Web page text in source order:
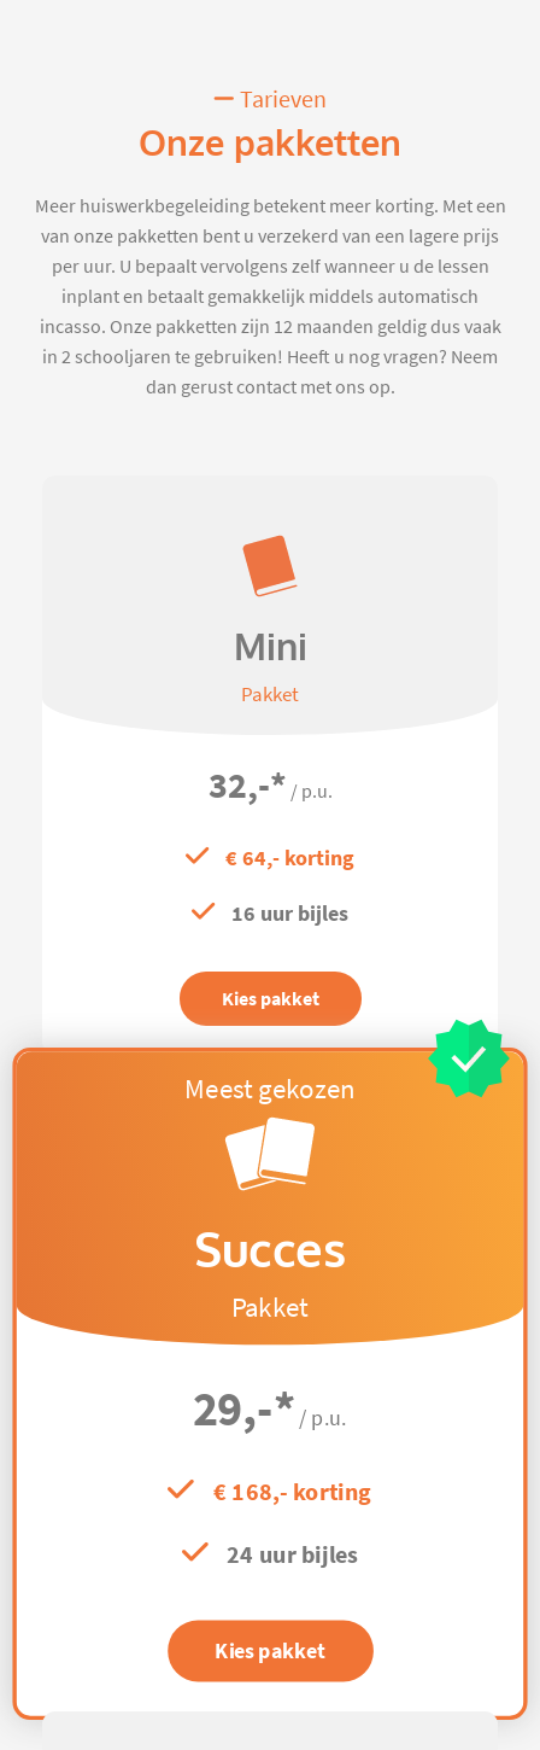
Tarieven
Onze pakketten
Meer huiswerkbegeleiding betekent meer korting. Met een
van onze pakketten bent u verzekerd van een lagere prijs
per uur. U bepaalt vervolgens zelf wanneer u de lessen
inplant en betaalt gemakkelijk middels automatisch
incasso. Onze pakketten zijn 12 maanden geldig dus vaak
in 2 schooljaren te gebruiken! Heeft u nog vragen? Neem
dan gerust contact met ons op.
Mini
Pakket
32,-* / p.u.
€ 64,- korting
16 uur bijles
Kies pakket
Succes
Pakket
29,-* / p.u.
€ 168,- korting
24 uur bijles
Kies pakket